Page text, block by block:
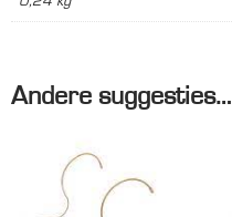
Andere suggesties…